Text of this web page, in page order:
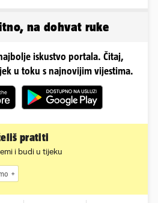
na dohvat ruke
iskustvo portala. Čitaj,
u toku s najnovijim vijestima.
pratiti
i budi u tijeku